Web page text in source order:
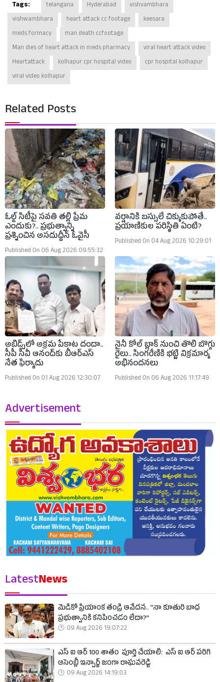
Tags: telangana Hyderabad
vishvambhara
vishwambhara
heart attack cc footage
keesara
meds formacy
man death ccfootage
Man dies of heart attack in meds pharmacy
viral heart attack video
Heartattack
kolhapur cpr hospital video
cpr hospital kolhapur
viral video kolhapur
Related Posts
ఓల్డ్ సిటీపై సవతి తల్లి ప్రేమ
ఎందుకు?.. ప్రభుత్వాన్ని
ప్రశ్నించిన అసదుద్దీన్ ఓవైసీ
Published On 06 Aug 2026 09:55:32
వర్షానికి బస్సులే చిక్కుకుపోతే..
ప్రయాణికుల పరిస్థితి ఏంటి?
Published On 04 Aug 2026 10:29:01
అబిడ్స్‌లో అక్రమ పేకాట దందా..
సీపీ సీవీ ఆనంద్‌కు బీఆర్ఎస్‌
నేత ఫిర్యాదు
Published On 01 Aug 2026 12:30:07
నైనీ కోల్ బ్లాక్ నుంచి తొలి బొగ్గు
రైలు.. సింగరేణికి భట్టి విక్రమార్క
అభినందనలు
Published On 06 Aug 2026 11:17:49
Advertisement
LatestNews
మెడికో ప్రియాంక తండ్రి ఆవేదన.. “నా కూతురి బాధ
ప్రభుత్వానికి కనిపించడం లేదా?”
09 Aug 2026 19:07:22
ఎస్ ఐ ఆర్ 100 శాతం పూర్తి చేయాలి: ఎస్ ఐ ఆర్ పరిగి
అసెంబ్లీ ఇన్చార్జ్ జంగా రాఘవరెడ్డి
09 Aug 2026 14:19:03